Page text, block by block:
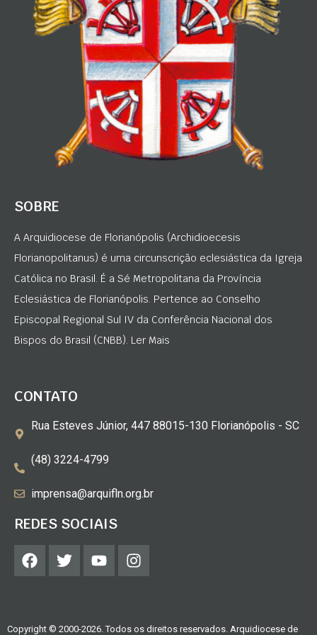
SOBRE
A Arquidiocese de Florianópolis (Archidioecesis
Florianopolitanus) é uma circunscrição eclesiástica da Igreja
Católica no Brasil. É a Sé Metropolitana da Província
Eclesiástica de Florianópolis. Pertence ao Conselho
Episcopal Regional Sul IV da Conferência Nacional dos
Bispos do Brasil (CNBB). Ler Mais
CONTATO
Rua Esteves Júnior, 447 88015-130 Florianópolis - SC
(48) 3224-4799
imprensa@arquifln.org.br
REDES SOCIAIS
Copyright © 2000-2026. Todos os direitos reservados. Arquidiocese de